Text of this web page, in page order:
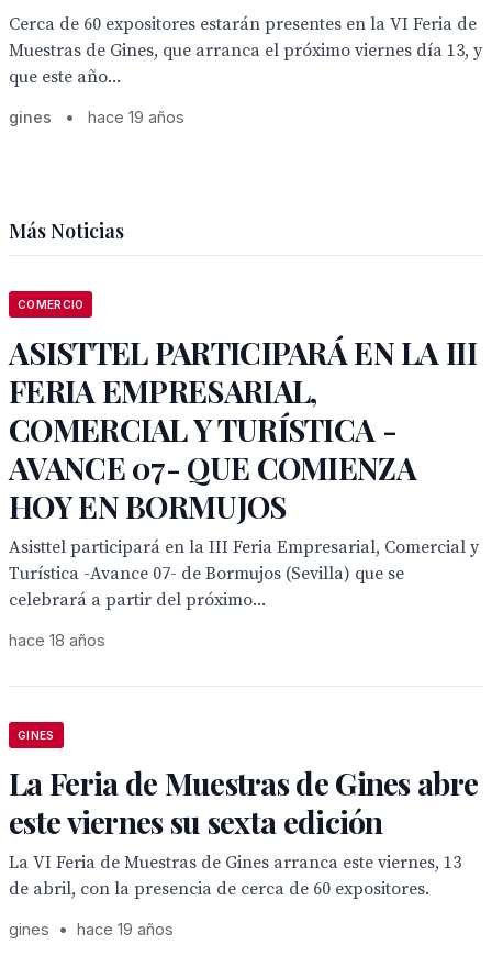
Cerca de 60 expositores estarán presentes en la VI Feria de
Muestras de Gines, que arranca el próximo viernes día 13, y
que este año...
gines • hace 19 años
Más Noticias
COMERCIO
ASISTTEL PARTICIPARÁ EN LA III
FERIA EMPRESARIAL,
COMERCIAL Y TURÍSTICA -
AVANCE 07- QUE COMIENZA
HOY EN BORMUJOS
Asisttel participará en la III Feria Empresarial, Comercial y
Turística -Avance 07- de Bormujos (Sevilla) que se
celebrará a partir del próximo...
hace 18 años
GINES
La Feria de Muestras de Gines abre
este viernes su sexta edición
La VI Feria de Muestras de Gines arranca este viernes, 13
de abril, con la presencia de cerca de 60 expositores.
gines • hace 19 años